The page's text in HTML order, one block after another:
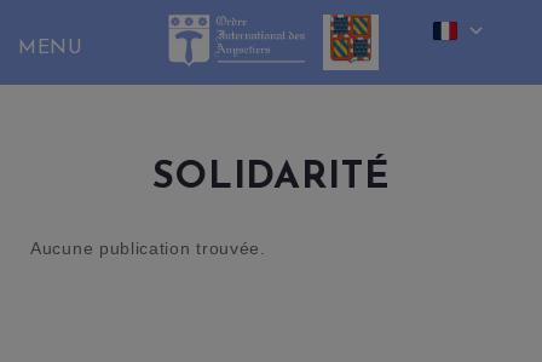
content
SOLIDARITÉ
Aucune publication trouvée.